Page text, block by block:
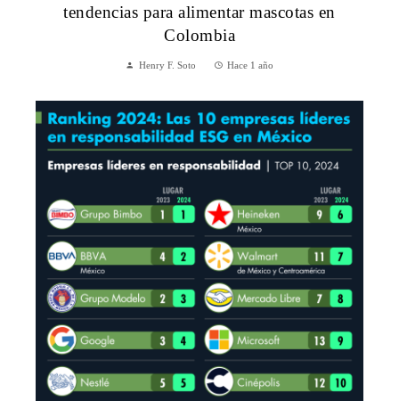
tendencias para alimentar mascotas en
Colombia
Henry F. Soto Hace 1 año